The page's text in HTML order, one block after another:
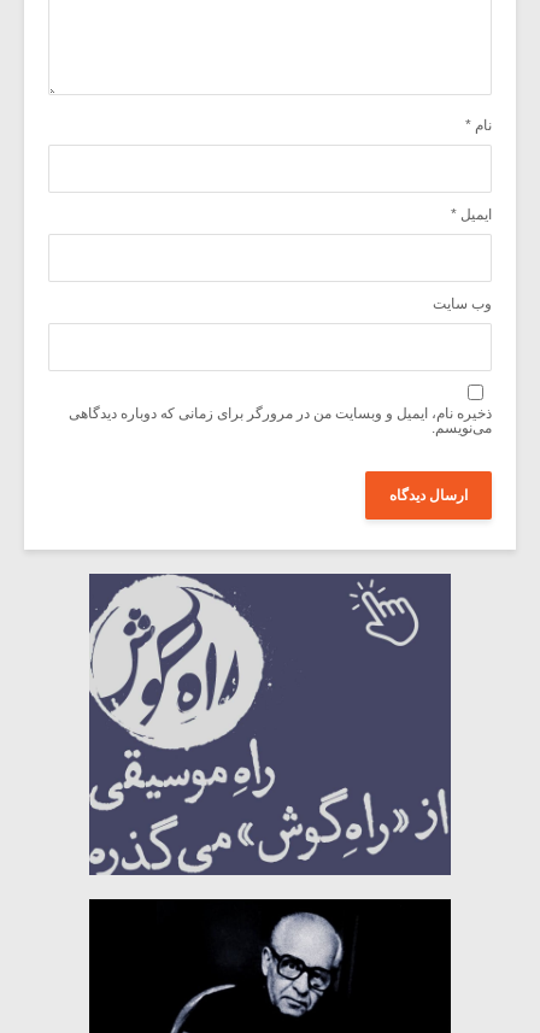
نام *
ایمیل *
وب‌ سایت
ذخیره نام، ایمیل و وبسایت من در مرورگر برای زمانی که دوباره دیدگاهی
می‌نویسم.